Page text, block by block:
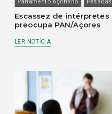
Escassez de
preocupa PAN/Açores
LER NOTÍCIA